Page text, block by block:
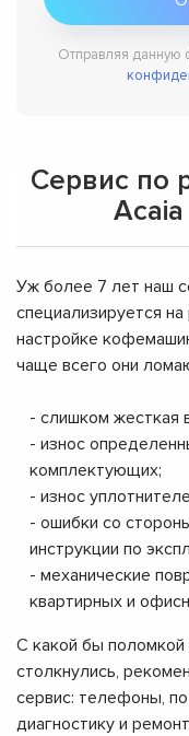
Отправляя данную
Сервис по
Уж более 7 лет наш
специализируется
настройке
чаще всего они
- слишком жесткая
- износ
комплектующих;
- износ
- ошибки со
инструкции по
- механические
квартирных и
С какой бы
столкнулись,
сервис: телефоны,
диагностику и